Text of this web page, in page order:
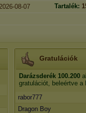
08-07 Tartalék:
Gratulációk
Darázsderék 100.200
gratulációt, beleértve a
rabor777
Dragon Boy